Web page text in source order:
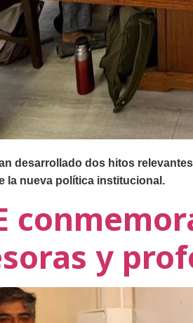
desarrollado dos hitos
la nueva política institucional.
y